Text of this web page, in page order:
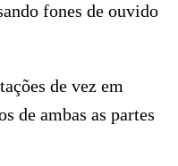
fones de ouvido
de vez em
de ambas as partes